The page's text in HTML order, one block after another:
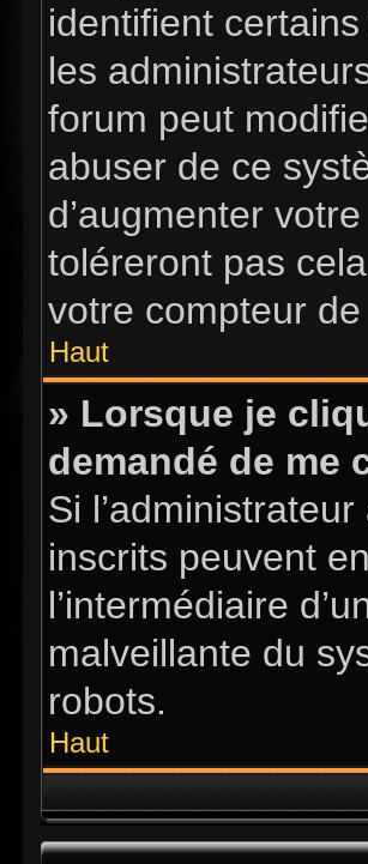
identifient
les
forum peut
abuser de ce
d’augmenter
toléreront pas
votre compteur
Haut
» Lorsque je
demandé de me
Si
inscrits peuvent
l’intermédiaire
malveillante du
robots.
Haut